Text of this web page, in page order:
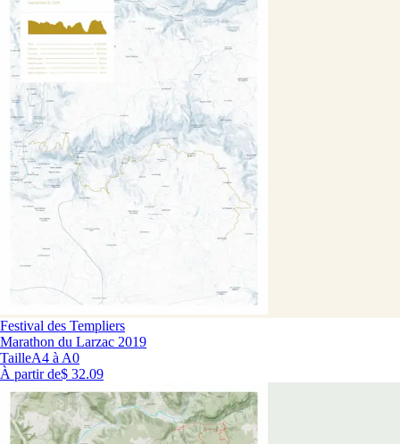
Festival des Templiers
Marathon du Larzac 2019
TailleA4 à A0
À partir de$ 32.09